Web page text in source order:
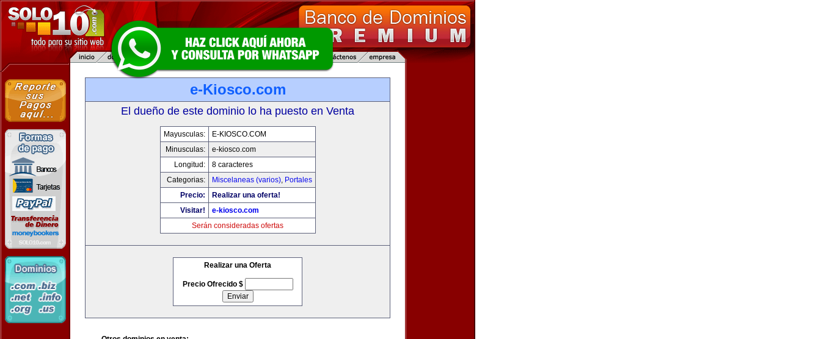
e-Kiosco.com
El dueño de este dominio lo ha puesto en Venta
Mayusculas:
E-KIOSCO.COM
Minusculas:
e-kiosco.com
Longitud:
8 caracteres
Categorias:
Miscelaneas (varios), Portales
Precio:
Realizar una oferta!
Visitar!
e-kiosco.com
Serán consideradas ofertas
Realizar una Oferta
Precio Ofrecido $